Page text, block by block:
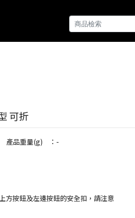
可折
產品重量(g) ：-
方按鈕及左邊按鈕的安全扣，請注意